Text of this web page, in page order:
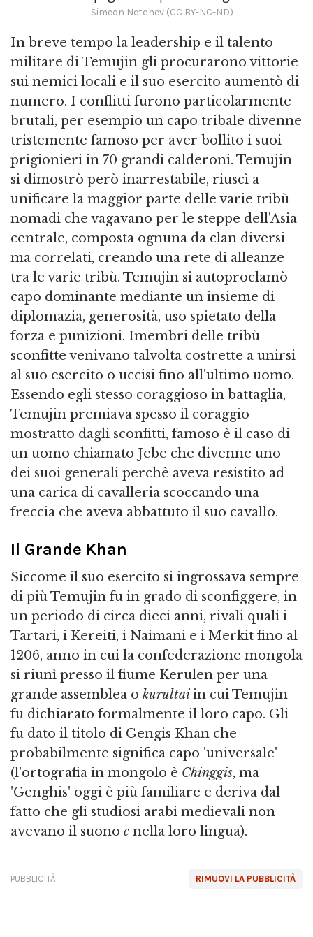
Simeon Netchev (CC BY-NC-ND)
In breve tempo la leadership e il talento
militare di Temujin gli procurarono vittorie
sui nemici locali e il suo esercito aumentò di
numero. I conflitti furono particolarmente
brutali, per esempio un capo tribale divenne
tristemente famoso per aver bollito i suoi
prigionieri in 70 grandi calderoni. Temujin
si dimostrò però inarrestabile, riuscì a
unificare la maggior parte delle varie tribù
nomadi che vagavano per le steppe dell'Asia
centrale, composta ognuna da clan diversi
ma correlati, creando una rete di alleanze
tra le varie tribù. Temujin si autoproclamò
capo dominante mediante un insieme di
diplomazia, generosità, uso spietato della
forza e punizioni. Imembri delle tribù
sconfitte venivano talvolta costrette a unirsi
al suo esercito o uccisi fino all'ultimo uomo.
Essendo egli stesso coraggioso in battaglia,
Temujin premiava spesso il coraggio
mostratto dagli sconfitti, famoso è il caso di
un uomo chiamato Jebe che divenne uno
dei suoi generali perchè aveva resistito ad
una carica di cavalleria scoccando una
freccia che aveva abbattuto il suo cavallo.
Il Grande Khan
Siccome il suo esercito si ingrossava sempre
di più Temujin fu in grado di sconfiggere, in
un periodo di circa dieci anni, rivali quali i
Tartari, i Kereiti, i Naimani e i Merkit fino al
1206, anno in cui la confederazione mongola
si riunì presso il fiume Kerulen per una
grande assemblea o kurultaiin cui Temujin
fu dichiarato formalmente il loro capo. Gli
fu dato il titolo di Gengis Khan che
probabilmente significa capo 'universale'
(l'ortografia in mongolo è Chinggis, ma
'Genghis' oggi è più familiare e deriva dal
fatto che gli studiosi arabi medievali non
avevano il suono c nella loro lingua).
RIMUOVI LA PUBBLICITÀ
PUBBLICITÀ